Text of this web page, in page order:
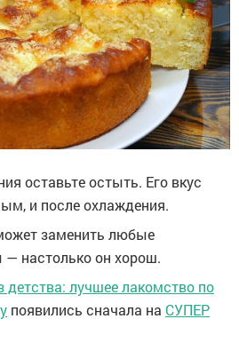
оставьте остыть. Его вкус
и после охлаждения.
заменить любые
настолько он хорош.
детства: лучшее лакомство по
появились сначала на СУПЕР